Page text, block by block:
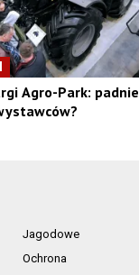
Agro-Park: padnie
Jagodowe
Ochrona